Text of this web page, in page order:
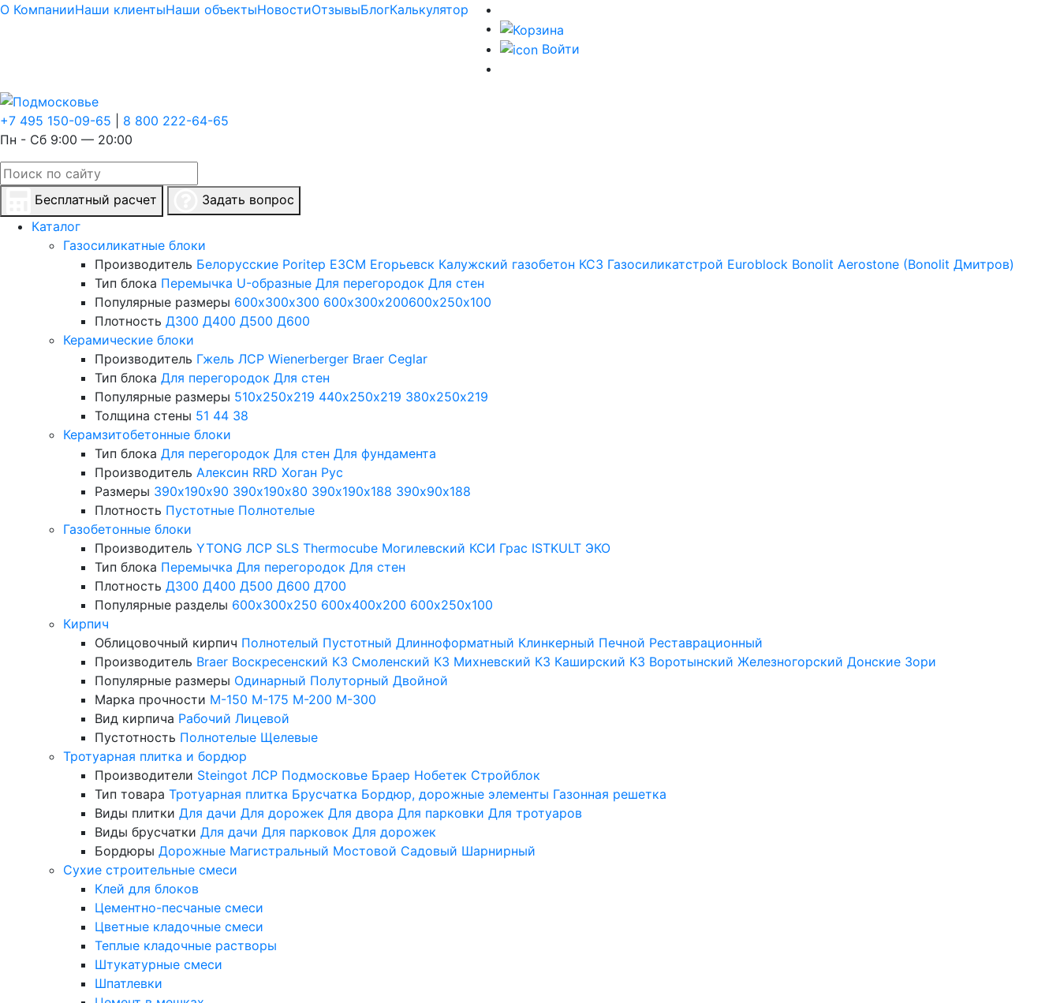
О КомпанииНаши клиентыНаши объектыНовостиОтзывыБлогКалькулятор
Войти
+7 495 150-09-65
8 800 222-64-65
Пн - Сб 9:00 — 20:00
Бесплатный расчет
Задать вопрос
Каталог
Газосиликатные блоки
Производитель Белорусские Poritep ЕЗСМ Егорьевск Калужский газобетон КСЗ Газосиликатстрой Euroblock Bonolit Aerostone (Bonolit Дмитров)
Тип блока Перемычка U-образные Для перегородок Для стен
Популярные размеры 600х300х300 600х300х200600х250х100
Плотность Д300 Д400 Д500 Д600
Керамические блоки
Производитель Гжель ЛСР Wienerberger Braer Ceglar
Тип блока Для перегородок Для стен
Популярные размеры 510х250х219 440х250х219 380х250х219
Толщина стены 51 44 38
Керамзитобетонные блоки
Тип блока Для перегородок Для стен Для фундамента
Производитель Алексин RRD Хоган Рус
Размеры 390х190х90 390х190х80 390х190х188 390х90х188
Плотность Пустотные Полнотелые
Газобетонные блоки
Производитель YTONG ЛСР SLS Thermocube Могилевский КСИ Грас ISTKULT ЭКО
Тип блока Перемычка Для перегородок Для стен
Плотность Д300 Д400 Д500 Д600 Д700
Популярные разделы 600х300х250 600х400х200 600х250х100
Кирпич
Облицовочный кирпич Полнотелый Пустотный Длинноформатный Клинкерный Печной Реставрационный
Производитель Braer Воскресенский КЗ Смоленский КЗ Михневский КЗ Каширский КЗ Воротынский Железногорский Донские Зори
Популярные размеры Одинарный Полуторный Двойной
Марка прочности М-150 М-175 М-200 М-300
Вид кирпича Рабочий Лицевой
Пустотность Полнотелые Щелевые
Тротуарная плитка и бордюр
Производители Steingot ЛСР Подмосковье Браер Нобетек Стройблок
Тип товара Тротуарная плитка Брусчатка Бордюр, дорожные элементы Газонная решетка
Виды плитки Для дачи Для дорожек Для двора Для парковки Для тротуаров
Виды брусчатки Для дачи Для парковок Для дорожек
Бордюры Дорожные Магистральный Мостовой Садовый Шарнирный
Сухие строительные смеси
Клей для блоков
Цементно-песчаные смеси
Цветные кладочные смеси
Теплые кладочные растворы
Штукатурные смеси
Шпатлевки